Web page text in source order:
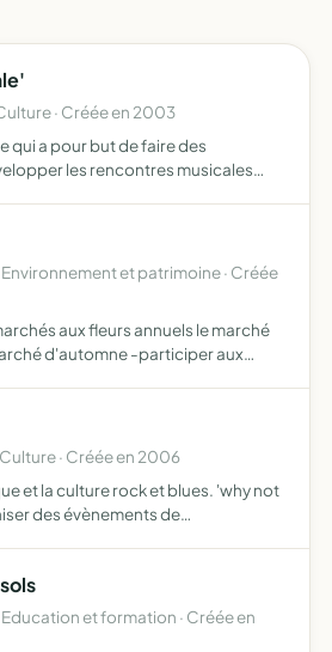
· Créée en 2003
qui a pour but de faire des
les rencontres musicales
et patrimoine · Créée
aux fleurs annuels le marché
d'automne -participer aux
· Créée en 2006
et la culture rock et blues. 'why not
des évènements de
et formation · Créée en